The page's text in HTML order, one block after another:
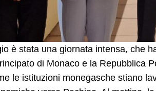
è stata una giornata intensa, che
di Monaco e la Repubblica
le istituzioni monegasche stiano